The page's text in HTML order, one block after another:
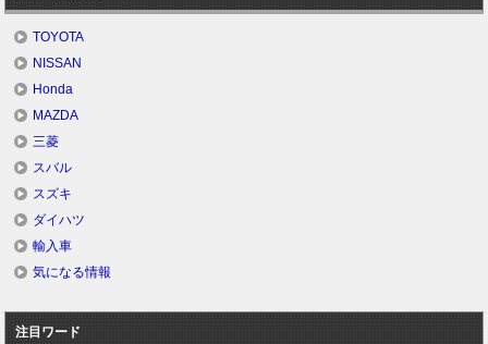
TOYOTA
NISSAN
Honda
MAZDA
三菱
スバル
スズキ
ダイハツ
輸入車
気になる情報
注目ワード